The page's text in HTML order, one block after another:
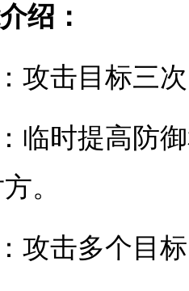
绍：
攻击目标三
临时提高防
。
攻击多个目